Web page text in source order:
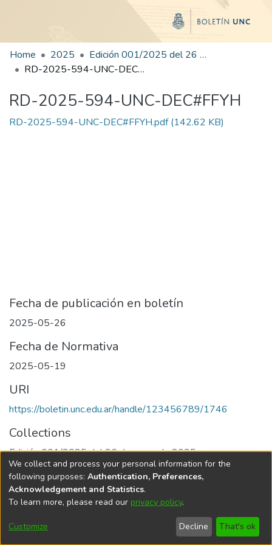
Home 2025
Edición 001/2025 del 26 de mayo de 2025
RD-2025-594-UNC-DEC#FFYH
RD-2025-594-UNC-DEC#FFYH
RD-2025-594-UNC-DEC#FFYH.pdf(142.62 KB)
Fecha de publicación en boletín
2025-05-26
Fecha de Normativa
2025-05-19
URI
https://boletin.unc.edu.ar/handle/123456789/1746
Collections
Edición 001/2025 del 26 de mayo de 2025
Universidad Nacional de Córdoba
We collect and process your personal information for the
following purposes: Authentication, Preferences,
Acknowledgement and Statistics.
To learn more, please read our privacy policy.
Customize Decline That's ok